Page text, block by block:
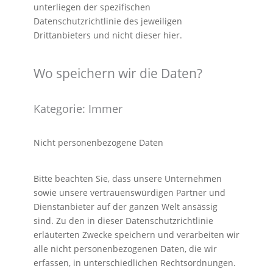
unterliegen der spezifischen
Datenschutzrichtlinie des jeweiligen
Drittanbieters und nicht dieser hier.
Wo speichern wir die Daten?
Kategorie: Immer
Nicht personenbezogene Daten
Bitte beachten Sie, dass unsere Unternehmen
sowie unsere vertrauenswürdigen Partner und
Dienstanbieter auf der ganzen Welt ansässig
sind. Zu den in dieser Datenschutzrichtlinie
erläuterten Zwecke speichern und verarbeiten wir
alle nicht personenbezogenen Daten, die wir
erfassen, in unterschiedlichen Rechtsordnungen.